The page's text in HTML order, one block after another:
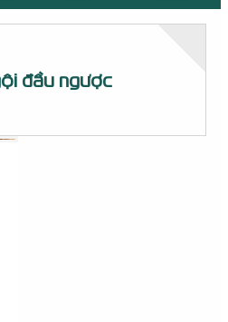
đầu ngược